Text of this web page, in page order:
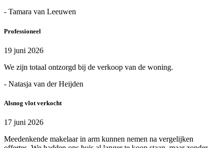
- Tamara van Leeuwen
Professioneel
19 juni 2026
We zijn totaal ontzorgd bij de verkoop van de woning.
- Natasja van der Heijden
Alsnog vlot verkocht
17 juni 2026
Meedenkende makelaar in arm kunnen nemen na vergelijken